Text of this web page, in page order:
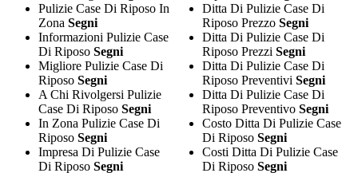
Pulizie Case Di Riposo In
Zona Segni
Informazioni Pulizie Case
Di Riposo Segni
Migliore Pulizie Case Di
Riposo Segni
A Chi Rivolgersi Pulizie
Case Di Riposo Segni
In Zona Pulizie Case Di
Riposo Segni
Impresa Di Pulizie Case
Di Riposo Segni
Ditta Di Pulizie Case Di
Riposo PrezzoSegni
Ditta Di Pulizie Case Di
Riposo PrezziSegni
Ditta Di Pulizie Case Di
Riposo PreventiviSegni
Ditta Di Pulizie Case Di
Riposo PreventivoSegni
Costo Ditta Di Pulizie Case
Di RiposoSegni
Costi Ditta Di Pulizie Case
Di RiposoSegni